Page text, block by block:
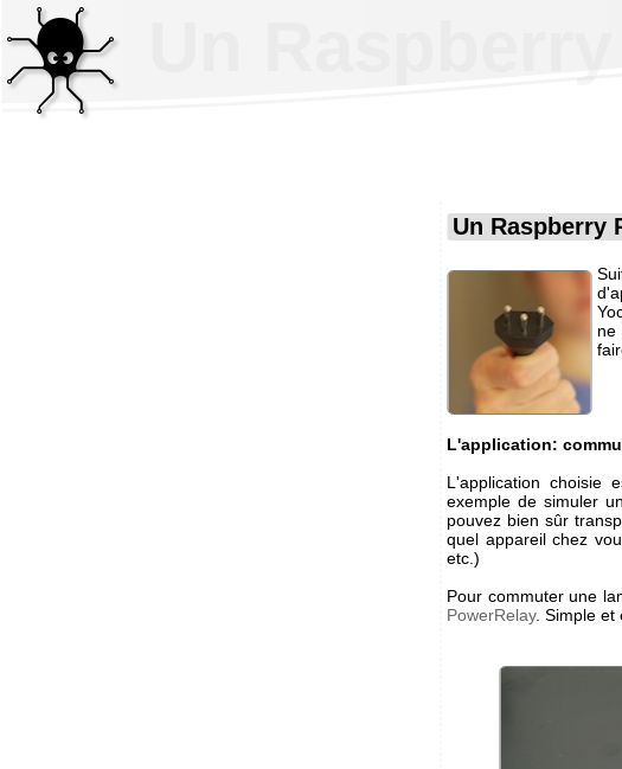
Un
Un Raspberry
ne
L'application:
L'application choisie
exemple de simuler
pouvez bien sûr
quel appareil chez
etc.)
Pour commuter une
PowerRelay. Simple et